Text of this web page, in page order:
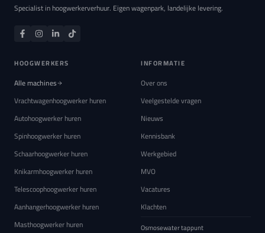
Specialist in hoogwerkerverhuur. Eigen wagenpark, landelijke levering.
HOOGWERKERS
Alle machines
Vrachtwagenhoogwerker huren
Autohoogwerker huren
Spinhoogwerker huren
Schaarhoogwerker huren
Knikarmhoogwerker huren
Telescoophoogwerker huren
Aanhangerhoogwerker huren
Masthoogwerker huren
INFORMATIE
Over ons
Veelgestelde vragen
Nieuws
Kennisbank
Werkgebied
MVO
Vacatures
Klachten
Osmosewater tappunt